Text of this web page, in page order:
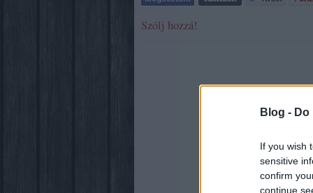
Blog -
If you wish
sensitive
confirm
continue
Szólj hozzá!